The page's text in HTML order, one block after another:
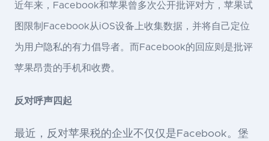
近年来，Facebook和苹果曾多次公开批评对方，苹果试
图限制Facebook从iOS设备上收集数据，并将自己定位
为用户隐私的有力倡导者。而Facebook的回应则是批评
苹果昂贵的手机和收费。
反对呼声四起
最近，反对苹果税的企业不仅仅是Facebook。堡